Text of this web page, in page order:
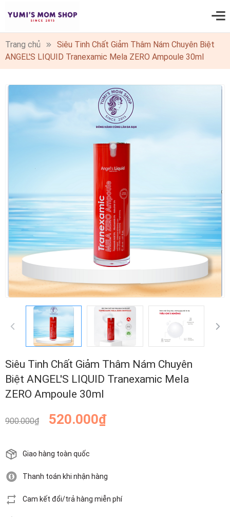
0
Trang chủ
Siêu Tinh Chất Giảm Thâm Nám Chuyên Biệt
ANGEL'S LIQUID Tranexamic Mela ZERO Ampoule 30ml
Siêu Tinh Chất Giảm Thâm Nám Chuyên
Biệt ANGEL'S LIQUID Tranexamic Mela
ZERO Ampoule 30ml
900.000₫ 520.000₫
Giao hàng toàn quốc
Thanh toán khi nhận hàng
Cam kết đổi/trả hàng miễn phí